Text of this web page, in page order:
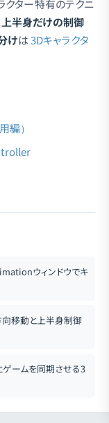
クター特有のテクニ
半身だけの制御
けは3Dキャラクタ
編）
ウィンドウでキ
向移動と上半身制御
ームを同期させる3